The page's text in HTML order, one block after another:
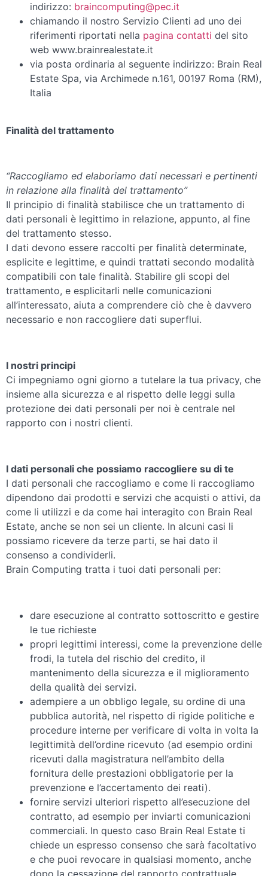
indirizzo: braincomputing@pec.it
chiamando il nostro Servizio Clienti ad uno dei
riferimenti riportati nella pagina contatti del sito
web www.brainrealestate.it
via posta ordinaria al seguente indirizzo: Brain Real
Estate Spa, via Archimede n.161, 00197 Roma (RM),
Italia
Finalità del trattamento
“Raccogliamo ed elaboriamo dati necessari e pertinenti
in relazione alla finalità del trattamento”
Il principio di finalità stabilisce che un trattamento di
dati personali è legittimo in relazione, appunto, al fine
del trattamento stesso.
I dati devono essere raccolti per finalità determinate,
esplicite e legittime, e quindi trattati secondo modalità
compatibili con tale finalità. Stabilire gli scopi del
trattamento, e esplicitarli nelle comunicazioni
all’interessato, aiuta a comprendere ciò che è davvero
necessario e non raccogliere dati superflui.
I nostri principi
Ci impegniamo ogni giorno a tutelare la tua privacy, che
insieme alla sicurezza e al rispetto delle leggi sulla
protezione dei dati personali per noi è centrale nel
rapporto con i nostri clienti.
I dati personali che possiamo raccogliere su di te
I dati personali che raccogliamo e come li raccogliamo
dipendono dai prodotti e servizi che acquisti o attivi, da
come li utilizzi e da come hai interagito con Brain Real
Estate, anche se non sei un cliente. In alcuni casi li
possiamo ricevere da terze parti, se hai dato il
consenso a condividerli.
Brain Computing tratta i tuoi dati personali per:
dare esecuzione al contratto sottoscritto e gestire
le tue richieste
propri legittimi interessi, come la prevenzione delle
frodi, la tutela del rischio del credito, il
mantenimento della sicurezza e il miglioramento
della qualità dei servizi.
adempiere a un obbligo legale, su ordine di una
pubblica autorità, nel rispetto di rigide politiche e
procedure interne per verificare di volta in volta la
legittimità dell’ordine ricevuto (ad esempio ordini
ricevuti dalla magistratura nell’ambito della
fornitura delle prestazioni obbligatorie per la
prevenzione e l’accertamento dei reati).
fornire servizi ulteriori rispetto all’esecuzione del
contratto, ad esempio per inviarti comunicazioni
commerciali. In questo caso Brain Real Estate ti
chiede un espresso consenso che sarà facoltativo
e che puoi revocare in qualsiasi momento, anche
dopo la cessazione del rapporto contrattuale.